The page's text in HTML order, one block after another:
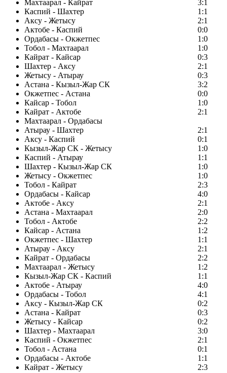
Махтаарал - Кайрат
3:1
Каспий - Шахтер
1:1
Аксу - Жетысу
2:1
Актобе - Каспий
0:0
Ордабасы - Окжетпес
1:0
Тобол - Махтаарал
1:0
Кайрат - Кайсар
0:3
Шахтер - Аксу
2:1
Жетысу - Атырау
0:3
Астана - Кызыл-Жар СК
3:2
Окжетпес - Астана
0:0
Кайсар - Тобол
1:0
Кайрат - Актобе
2:1
Махтаарал - Ордабасы
Атырау - Шахтер
2:1
Аксу - Каспий
0:1
Кызыл-Жар СК - Жетысу
1:0
Каспий - Атырау
1:1
Шахтер - Кызыл-Жар СК
1:0
Жетысу - Окжетпес
1:0
Тобол - Кайрат
2:3
Ордабасы - Кайсар
4:0
Актобе - Аксу
2:1
Астана - Махтаарал
2:0
Тобол - Актобе
2:2
Кайсар - Астана
1:2
Окжетпес - Шахтер
1:1
Атырау - Аксу
2:1
Кайрат - Ордабасы
2:2
Махтаарал - Жетысу
1:2
Кызыл-Жар СК - Каспий
1:1
Актобе - Атырау
4:0
Ордабасы - Тобол
4:1
Аксу - Кызыл-Жар СК
0:2
Астана - Кайрат
0:3
Жетысу - Кайсар
0:2
Шахтер - Махтаарал
3:0
Каспий - Окжетпес
2:1
Тобол - Астана
0:1
Ордабасы - Актобе
1:1
Кайрат - Жетысу
2:3